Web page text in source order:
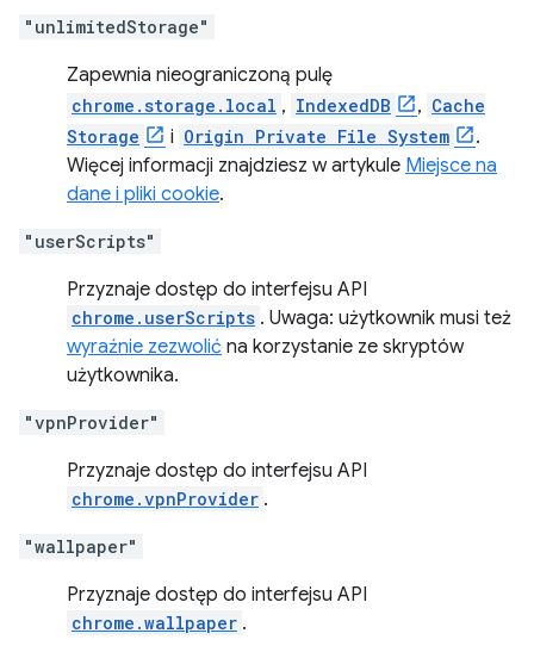
"unlimitedStorage"
Zapewnia nieograniczoną pulę
chrome.storage.local , IndexedDB , Cache
Storage
i Origin Private File System
.
Więcej informacji znajdziesz w artykule Miejsce na
dane i pliki cookie.
"userScripts"
Przyznaje dostęp do interfejsu API
chrome.userScripts . Uwaga: użytkownik musi też
wyraźnie zezwolić na korzystanie ze skryptów
użytkownika.
"vpnProvider"
Przyznaje dostęp do interfejsu API
chrome.vpnProvider .
"wallpaper"
Przyznaje dostęp do interfejsu API
chrome.wallpaper .